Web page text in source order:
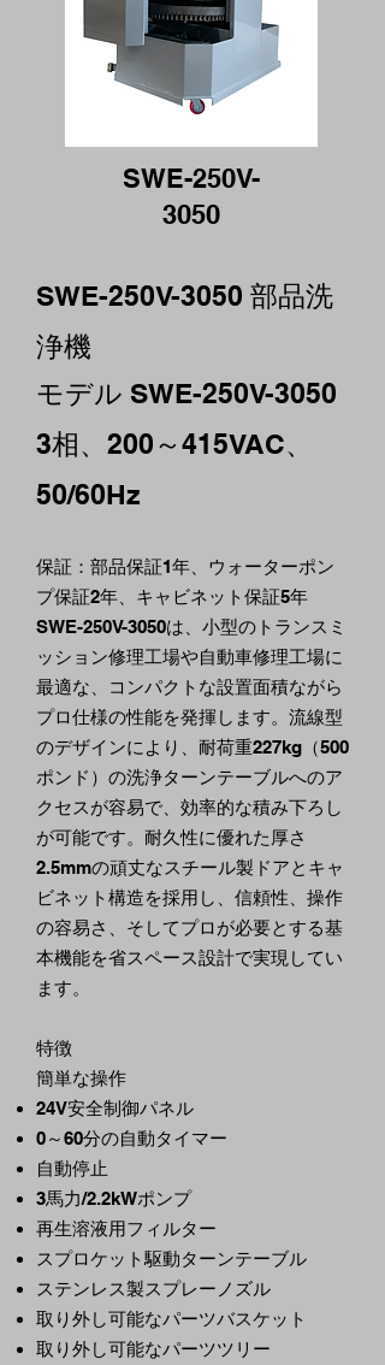
SWE-250V-
3050
SWE-250V-3050 部品洗
浄機
モデル SWE-250V-3050
3相、200～415VAC、
50/60Hz
保証：部品保証1年、ウォーターポン
プ保証2年、キャビネット保証5年
SWE-250V-3050は、小型のトランスミ
ッション修理工場や自動車修理工場に
最適な、コンパクトな設置面積ながら
プロ仕様の性能を発揮します。流線型
のデザインにより、耐荷重227kg（500
ポンド）の洗浄ターンテーブルへのア
クセスが容易で、効率的な積み下ろし
が可能です。耐久性に優れた厚さ
2.5mmの頑丈なスチール製ドアとキャ
ビネット構造を採用し、信頼性、操作
の容易さ、そしてプロが必要とする基
本機能を省スペース設計で実現してい
ます。
特徴
簡単な操作
24V安全制御パネル
0～60分の自動タイマー
自動停止
3馬力/2.2kWポンプ
再生溶液用フィルター
スプロケット駆動ターンテーブル
ステンレス製スプレーノズル
取り外し可能なパーツバスケット
取り外し可能なパーツツリー